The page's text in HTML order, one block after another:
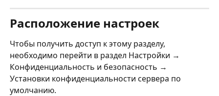
Расположение настроек
Чтобы получить доступ к этому разделу,
необходимо перейти в раздел Настройки →
Конфиденциальность и безопасность →
Установки конфиденциальности сервера по
умолчанию.